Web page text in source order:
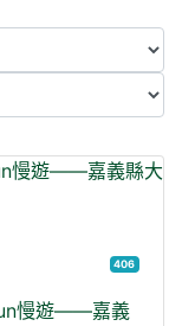
406
慢遊——嘉義